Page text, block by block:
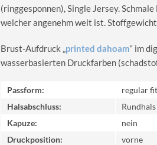
(ringgesponnen), Single Jersey.
welcher angenehm weit ist.
Brust-Aufdruck „printed dahoam“ im
wasserbasierten Druckfarben
Passform:
regular
Halsabschluss:
Kapuze:
nein
Druckposition:
vorne